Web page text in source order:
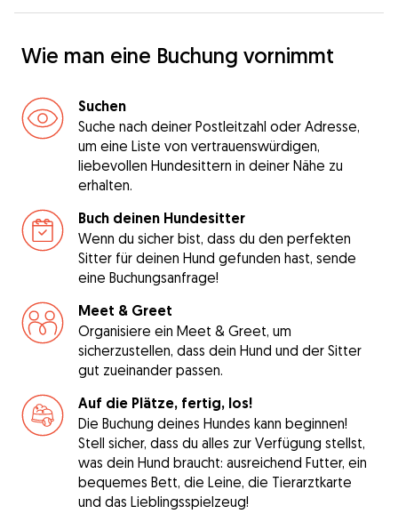
Wie man eine Buchung vornimmt
Suchen
Suche nach deiner Postleitzahl oder Adresse,
um eine Liste von vertrauenswürdigen,
liebevollen Hundesittern in deiner Nähe zu
erhalten.
Buch deinen Hundesitter
Wenn du sicher bist, dass du den perfekten
Sitter für deinen Hund gefunden hast, sende
eine Buchungsanfrage!
Meet & Greet
Organisiere ein Meet & Greet, um
sicherzustellen, dass dein Hund und der Sitter
gut zueinander passen.
Auf die Plätze, fertig, los!
Die Buchung deines Hundes kann beginnen!
Stell sicher, dass du alles zur Verfügung stellst,
was dein Hund braucht: ausreichend Futter, ein
bequemes Bett, die Leine, die Tierarztkarte
und das Lieblingsspielzeug!